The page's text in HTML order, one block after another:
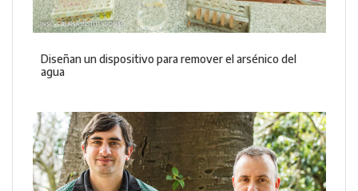
Diseñan un dispositivo para remover el arsénico del
agua